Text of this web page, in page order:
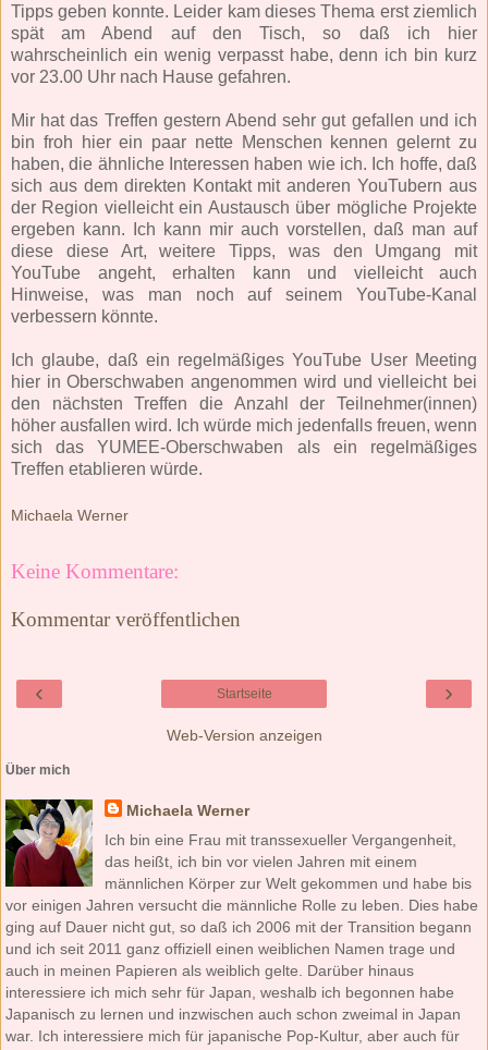
Tipps geben konnte. Leider kam dieses Thema erst ziemlich
spät am Abend auf den Tisch, so daß ich hier
wahrscheinlich ein wenig verpasst habe, denn ich bin kurz
vor 23.00 Uhr nach Hause gefahren.
Mir hat das Treffen gestern Abend sehr gut gefallen und ich
bin froh hier ein paar nette Menschen kennen gelernt zu
haben, die ähnliche Interessen haben wie ich. Ich hoffe, daß
sich aus dem direkten Kontakt mit anderen YouTubern aus
der Region vielleicht ein Austausch über mögliche Projekte
ergeben kann. Ich kann mir auch vorstellen, daß man auf
diese diese Art, weitere Tipps, was den Umgang mit
YouTube angeht, erhalten kann und vielleicht auch
Hinweise, was man noch auf seinem YouTube-Kanal
verbessern könnte.
Ich glaube, daß ein regelmäßiges YouTube User Meeting
hier in Oberschwaben angenommen wird und vielleicht bei
den nächsten Treffen die Anzahl der Teilnehmer(innen)
höher ausfallen wird. Ich würde mich jedenfalls freuen, wenn
sich das YUMEE-Oberschwaben als ein regelmäßiges
Treffen etablieren würde.
Michaela Werner
Keine Kommentare:
Kommentar veröffentlichen
‹ ›
Startseite
Web-Version anzeigen
Über mich
Michaela Werner
Ich bin eine Frau mit transsexueller Vergangenheit,
das heißt, ich bin vor vielen Jahren mit einem
männlichen Körper zur Welt gekommen und habe bis
vor einigen Jahren versucht die männliche Rolle zu leben. Dies habe
ging auf Dauer nicht gut, so daß ich 2006 mit der Transition begann
und ich seit 2011 ganz offiziell einen weiblichen Namen trage und
auch in meinen Papieren als weiblich gelte. Darüber hinaus
interessiere ich mich sehr für Japan, weshalb ich begonnen habe
Japanisch zu lernen und inzwischen auch schon zweimal in Japan
war. Ich interessiere mich für japanische Pop-Kultur, aber auch für